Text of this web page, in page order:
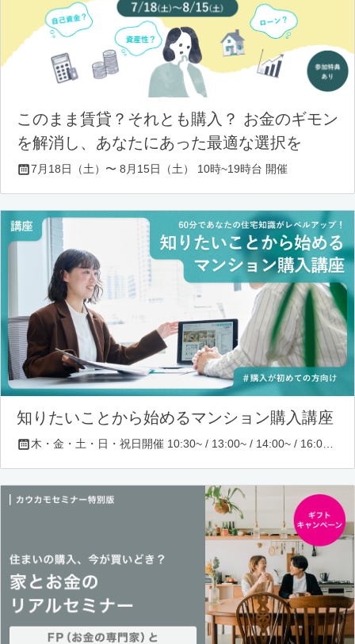
このまま賃貸？それとも購入？ お金のギモン
を解消し、あなたにあった最適な選択を
7月18日（土）〜 8月15日（土） 10時~19時台 開催
知りたいことから始めるマンション購入講座
木・金・土・日・祝日開催 10:30~ / 13:00~ / 14:00~ / 16:00~ / 17:00~/ 18:30~/ 19:30~